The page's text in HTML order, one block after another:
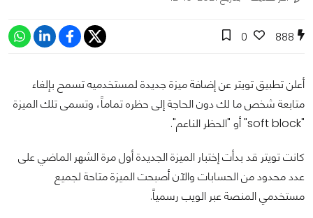
888
0
أعلن تطبيق تويتر عن إضافة ميزة جديدة لمستخدميه تسمح بإلغاء
متابعة شخص ما لك دون الحاجة إلى حظره تماماً، وتسمى تلك الميزة
"soft block" أو "الحظر الناعم".
كانت تويتر قد بدأت إختبار الميزة الجديدة أول مرة الشهر الماضي على
عدد محدود من الحسابات والآن أصبحت الميزة متاحة لجميع
مستخدمي المنصة عبر الويب رسمياً.